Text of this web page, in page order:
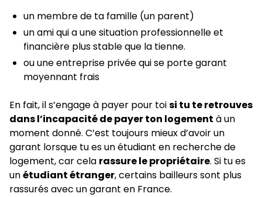
un membre de ta famille (un parent)
un ami qui a une situation professionnelle et
financière plus stable que la tienne.
ou une entreprise privée qui se porte garant
moyennant frais
En fait, il s’engage à payer pour toisi tu te retrouves
dans l’incapacité de payer ton logement à un
moment donné. C’est toujours mieux d’avoir un
garant lorsque tu es un étudiant en recherche de
logement, car cela rassure le propriétaire. Si tu es
unétudiant étranger, certains bailleurs sont plus
rassurés avec un garant en France.